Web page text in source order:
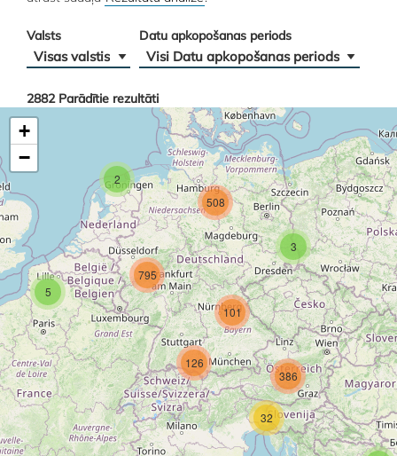
Valsts Datu apkopošanas periods
2882Parādītie rezultāti
32
2
5
3
101
126
386
795
508
+
−